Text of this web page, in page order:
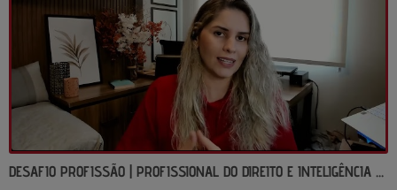
DESAFIO PROFISSÃO | PROFISSIONAL DO DIREITO E INTELIGÊNCIA ARTIFICIAL